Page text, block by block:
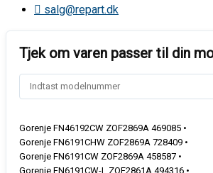
salg@repart.dk
Gorenje FN46192CW ZOF2869A 469085 •
Gorenje FN6191CHW ZOF2869A 728409 •
Gorenje FN6191CW ZOF2869A 458587 •
Gorenje FN6191CW-L ZOF2861A 494316 •